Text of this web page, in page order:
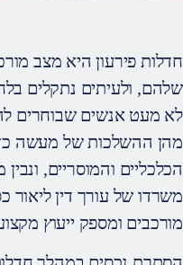
חדלות פירעון היא מצב
שלהם, ולעיתים נתקלים
לא מעט אנשים שבוחרים
מהן ההשלכות של מעשה
הכלכליים והמוסריים,
מורכבים ומספק ייעוץ